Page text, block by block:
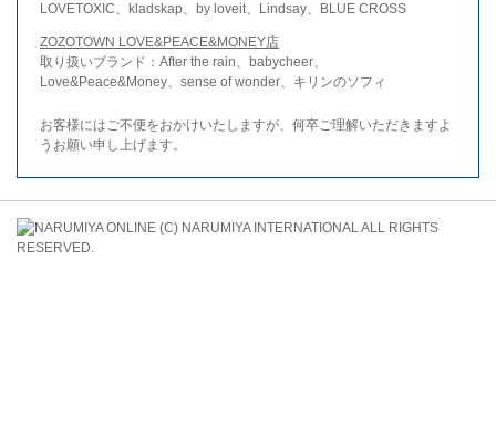
LOVETOXIC、kladskap、by loveit、Lindsay、BLUE CROSS
ZOZOTOWN LOVE&PEACE&MONEY店
取り扱いブランド：After the rain、babycheer、
Love&Peace&Money、sense of wonder、キリンのソフィ
お客様にはご不便をおかけいたしますが、何卒ご理解いただきますよ
うお願い申し上げます。